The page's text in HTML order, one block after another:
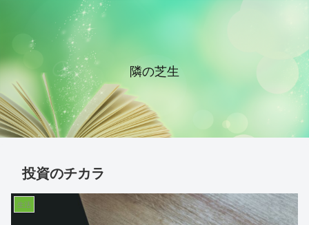
隣の芝生
投資のチカラ
生活